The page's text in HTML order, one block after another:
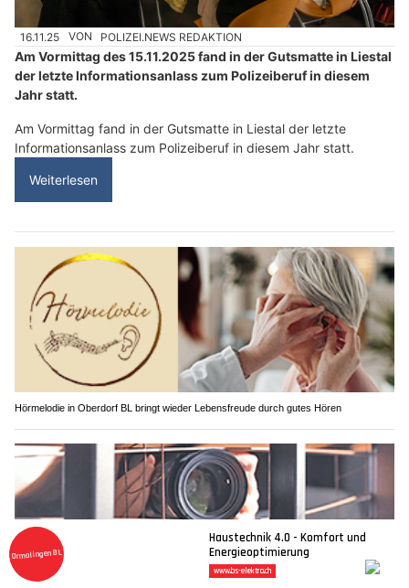
16.11.25 VON POLIZEI.NEWS REDAKTION
Am Vormittag des 15.11.2025 fand in der Gutsmatte in Liestal
der letzte Informationsanlass zum Polizeiberuf in diesem
Jahr statt.
Am Vormittag fand in der Gutsmatte in Liestal der letzte
Informationsanlass zum Polizeiberuf in diesem Jahr statt.
Weiterlesen
Hörmelodie in Oberdorf BL bringt wieder Lebensfreude durch gutes Hören